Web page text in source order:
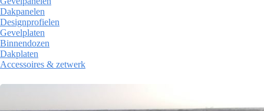
Dakpanelen
Designprofielen
Gevelplaten
Binnendozen
Dakplaten
Accessoires & zetwerk